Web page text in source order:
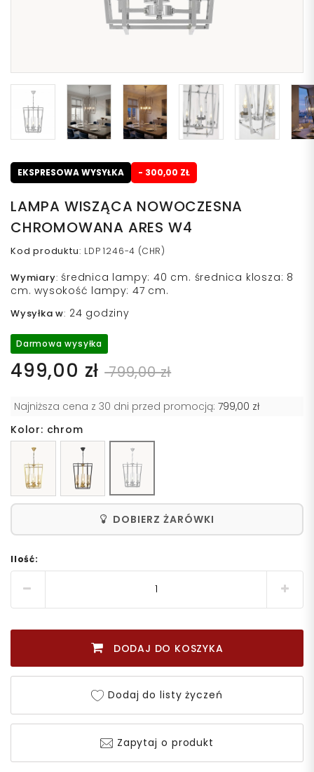
EKSPRESOWA WYSYŁKA - 300,00 ZŁ
LAMPA WISZĄCA NOWOCZESNA
CHROMOWANA ARES W4
Kod produktu: LDP 1246-4 (CHR)
Wymiary: średnica lampy: 40 cm. średnica klosza: 8
cm. wysokość lampy: 47 cm.
Wysyłka w: 24 godziny
Darmowa wysyłka
499,00 zł 799,00 zł
Najniższa cena z 30 dni przed promocją: 799,00 zł
Kolor: chrom
DOBIERZ ŻARÓWKI
Ilość:
DODAJ DO KOSZYKA
Dodaj do listy życzeń
Zapytaj o produkt